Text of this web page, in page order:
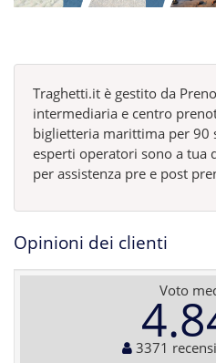
Traghetti.it è gestito da
intermediaria e centro
biglietteria marittima per 90
esperti operatori sono a tua
per assistenza pre e post
Opinioni dei clienti
Voto
3371